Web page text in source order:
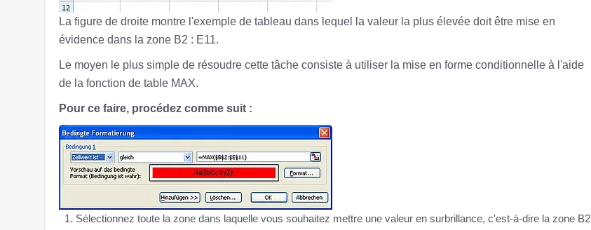
La figure de droite montre l'exemple de tableau dans lequel la valeur la plus élevée doit être mise en
évidence dans la zone B2 : E11.
Le moyen le plus simple de résoudre cette tâche consiste à utiliser la mise en forme conditionnelle à l'aide
de la fonction de table MAX.
Pour ce faire, procédez comme suit :
Sélectionnez toute la zone dans laquelle vous souhaitez mettre une valeur en surbrillance, c'est-à-dire la zone B2